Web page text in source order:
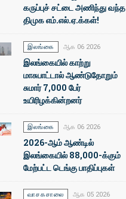
கருப்புச் சட்டை அணிந்து வந்த
திமுக எம்.எல்.ஏ.க்கள்!
இலங்கை ஆக 06 2026
இலங்கையில் காற்று
மாசுபாட்டால் ஆண்டுதோறும்
சுமார் 7,000 பேர்
உயிரிழக்கின்றனர்
இலங்கை ஆக 06 2026
2026-ஆம் ஆண்டில்
இலங்கையில் 88,000-க்கும்
மேற்பட்ட டெங்கு பாதிப்புகள்
வாசகசாலை ஆக 05 2026